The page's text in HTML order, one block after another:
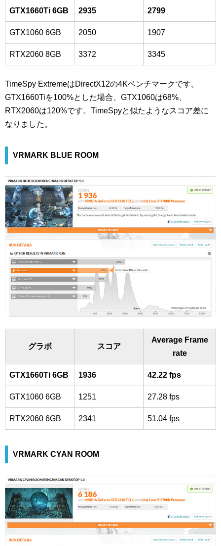
GTX1660Ti 6GB 2935 2799
GTX1060 6GB 2050 1907
RTX2060 8GB 3372 3345
TimeSpy ExtremeはDirectX12の4Kベンチマークです。
GTX1660Tiを100%とした場合、GTX1060は68%、
RTX2060は120%です。TimeSpyと似たようなスコア差に
なりました。
VRMARK BLUE ROOM
グラボ スコア
Average Frame
rate
GTX1660Ti 6GB 1936 42.22 fps
GTX1060 6GB 1251 27.28 fps
RTX2060 6GB 2341 51.04 fps
VRMARK CYAN ROOM